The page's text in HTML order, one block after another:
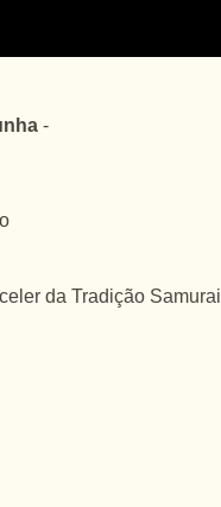
-
da Tradição Samurai